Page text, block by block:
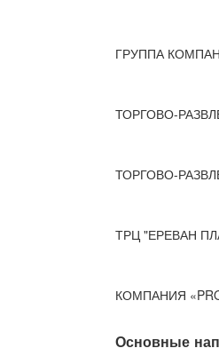
ГРУППА
ТОРГОВО-
ТОРГОВО-
ТРЦ "ЕРЕВАН
КОМПАНИЯ
Основные